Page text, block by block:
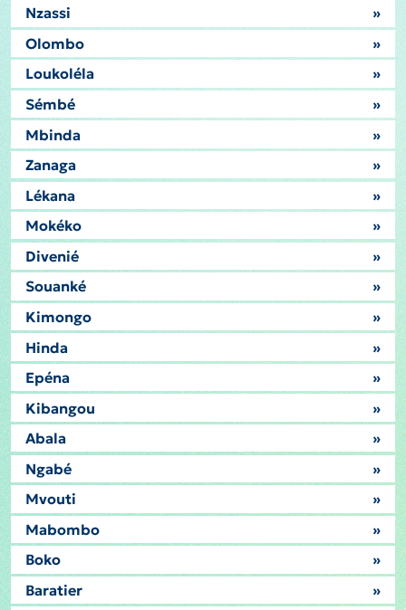
Nzassi
»
Olombo
»
Loukoléla
»
Sémbé
»
Mbinda
»
Zanaga
»
Lékana
»
Mokéko
»
Divenié
»
Souanké
»
Kimongo
»
Hinda
»
Epéna
»
Kibangou
»
Abala
»
Ngabé
»
Mvouti
»
Mabombo
»
Boko
»
Baratier
»